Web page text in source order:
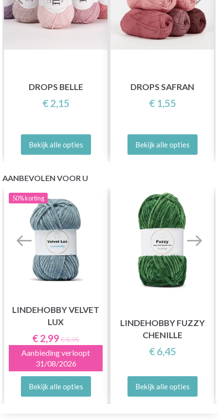
DROPS BELLE
€ 2,15
Bekijk alle opties
DROPS SAFRAN
€ 1,55
Bekijk alle opties
AANBEVOLEN VOOR U
50%korting
LINDEHOBBY VELVET
LUX
€ 2,99 € 5,95
Aanbieding verloopt
31/08/2026
Bekijk alle opties
LINDEHOBBY FUZZY
CHENILLE
€ 6,45
Bekijk alle opties